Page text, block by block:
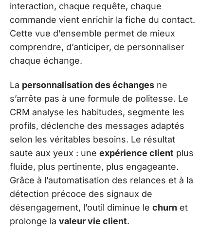
interaction, chaque requête, chaque
commande vient enrichir la fiche du contact.
Cette vue d’ensemble permet de mieux
comprendre, d’anticiper, de personnaliser
chaque échange.
La personnalisation des échanges ne
s’arrête pas à une formule de politesse. Le
CRM analyse les habitudes, segmente les
profils, déclenche des messages adaptés
selon les véritables besoins. Le résultat
saute aux yeux : une expérience client plus
fluide, plus pertinente, plus engageante.
Grâce à l’automatisation des relances et à la
détection précoce des signaux de
désengagement, l’outil diminue le churn et
prolonge la valeur vie client.